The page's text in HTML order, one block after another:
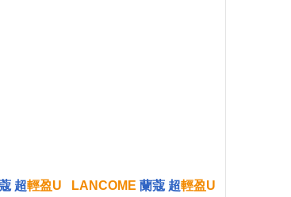
超輕盈U
LANCOME 蘭蔻 超輕盈U